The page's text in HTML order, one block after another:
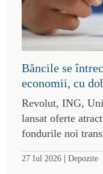
Băncile se
economii, cu
Revolut, ING,
lansat oferte
fondurile noi
27 Iul 2026 | Depozite